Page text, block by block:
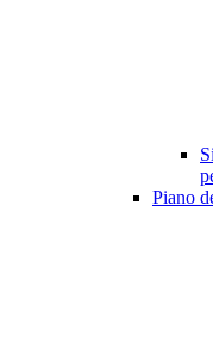
Piano